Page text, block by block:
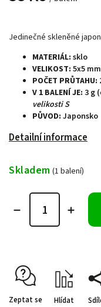
Jedinečné skleněné
MATERIÁL: sklo
VELIKOST: 5x5 mm
POČET PRŮTAHU:
V 1 BALENÍ JE: 3 g
velikosti S
PŮVOD: Japonsko
Detailní informace
Skladem (1 balení)
Zeptat se Hlídat